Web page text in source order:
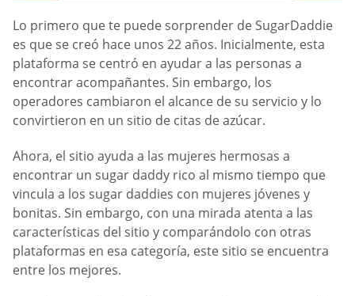
Lo primero que te puede sorprender de SugarDaddie
es que se creó hace unos 22 años. Inicialmente, esta
plataforma se centró en ayudar a las personas a
encontrar acompañantes. Sin embargo, los
operadores cambiaron el alcance de su servicio y lo
convirtieron en un sitio de citas de azúcar.
Ahora, el sitio ayuda a las mujeres hermosas a
encontrar un sugar daddy rico al mismo tiempo que
vincula a los sugar daddies con mujeres jóvenes y
bonitas. Sin embargo, con una mirada atenta a las
características del sitio y comparándolo con otras
plataformas en esa categoría, este sitio se encuentra
entre los mejores.